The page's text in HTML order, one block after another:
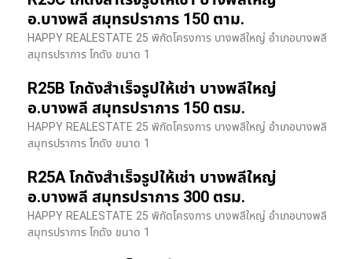
อ.บางพลี สมุทรปราการ 150 ตาม.
HAPPY REALESTATE 25 พิกัดโครงการ บางพลีใหญ่ อำเภอบางพลี
สมุทรปราการ โกดัง ขนาด 1
R25B โกดังสำเร็จรูปให้เช่า บางพลีใหญ่
อ.บางพลี สมุทรปราการ 150 ตรม.
HAPPY REALESTATE 25 พิกัดโครงการ บางพลีใหญ่ อำเภอบางพลี
สมุทรปราการ โกดัง ขนาด 1
R25A โกดังสำเร็จรูปให้เช่า บางพลีใหญ่
อ.บางพลี สมุทรปราการ 300 ตรม.
HAPPY REALESTATE 25 พิกัดโครงการ บางพลีใหญ่ อำเภอบางพลี
สมุทรปราการ โกดัง ขนาด 1